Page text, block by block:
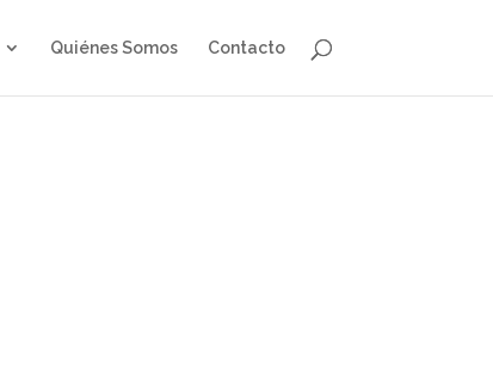
Quiénes Somos Contacto